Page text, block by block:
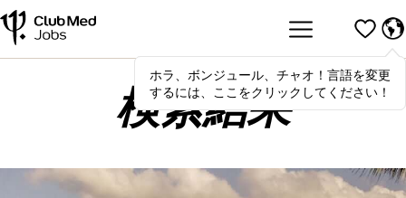
Hola,bonjour, ciao! To switch
languages, click here!
ホラ、ボンジュール、チャオ！言語を変更
するには、ここをクリックしてください！
検索結果